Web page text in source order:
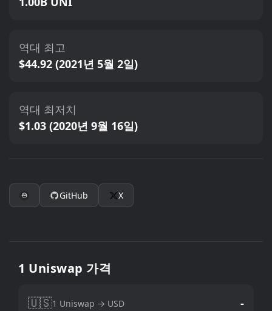
역대 최고
$44.92 (2021년 5월 2일)
역대 최저치
$1.03 (2020년 9월 16일)
GitHub X
1 Uniswap 가격
🇺🇸1 Uniswap → USD -